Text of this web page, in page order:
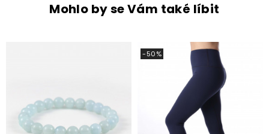
Mohlo by se Vám také líbit
-50%